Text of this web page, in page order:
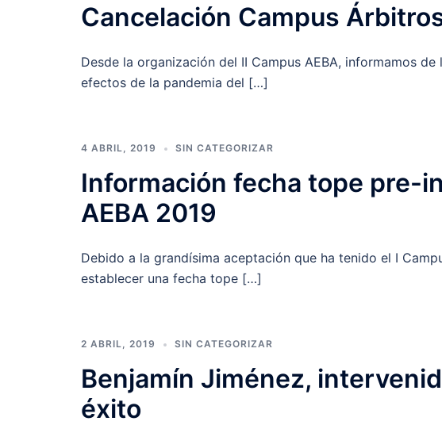
Cancelación Campus
Desde la organización del II Campus AEBA, informamos
efectos de la pandemia del […]
4 ABRIL, 2019 SIN CATEGORIZAR
Información fecha tope pre-
AEBA 2019
Debido a la grandísima aceptación que ha tenido el I
establecer una fecha tope […]
2 ABRIL, 2019 SIN CATEGORIZAR
Benjamín Jiménez,
éxito